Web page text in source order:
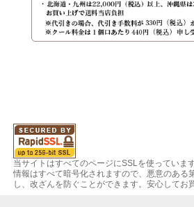
当サイトはすべてのページにSSLを使っていま
情報はすべて暗号化されますので、悪意のある
し、改ざんを防ぐことができます。安心してお